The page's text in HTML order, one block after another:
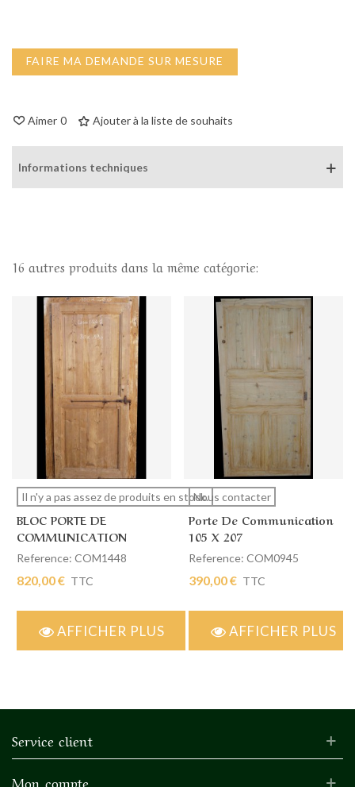
FAIRE MA DEMANDE SUR MESURE
Aimer 0 Ajouter à la liste de souhaits
Informations techniques
16 autres produits dans la même catégorie:
Il n'y a pas assez de produits en stock.
BLOC PORTE DE
COMMUNICATION
SIMPLE 100 X 200
Reference: COM1448
820,00 € TTC
AFFICHER PLUS
Nous contacter
Porte De Communication
105 X 207
Reference: COM0945
390,00 € TTC
AFFICHER PLUS
Service client
Mon compte